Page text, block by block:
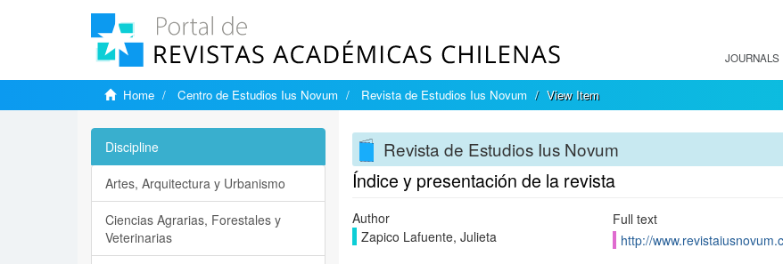
JOURNALS
Home Centro de Estudios Ius Novum Revista de Estudios Ius Novum View Item
Revista de Estudios Ius Novum
Índice y presentación de la revista
Author
Zapico Lafuente, Julieta
Full text
http://
Discipline
Artes, Arquitectura y Urbanismo
Ciencias Agrarias, Forestales y
Veterinarias